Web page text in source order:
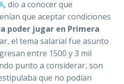
, dio a conocer que
que aceptar condiciones
poder jugar en Primera
el tema salarial fue asunto
entre 1500 y 3 mil
punto a considerar, son
que no podían